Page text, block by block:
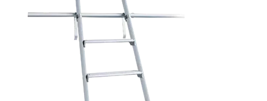
Scale in legno
Rampe di carico